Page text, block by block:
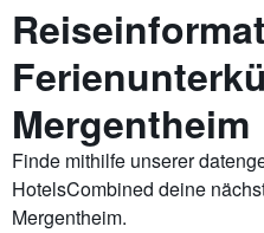
Mergentheim
Finde mithilfe unserer
HotelsCombined deine
Mergentheim.